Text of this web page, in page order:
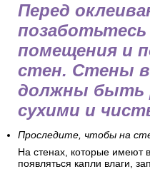
Перед
помещения и
стен. Стены
должны быть
сухими и
Проследите, чтобы на
На стенах, которые имеют
появляться капли влаги,